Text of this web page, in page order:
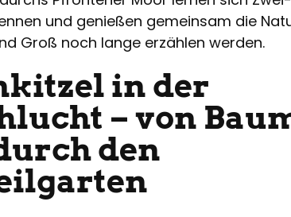
und genießen gemeinsam die
Groß noch lange erzählen werden.
in der
– von
den